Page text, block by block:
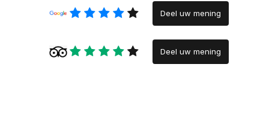
Deel uw mening
Deel uw mening